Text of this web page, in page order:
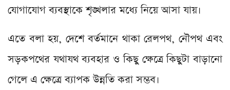
যোগাযোগ ব্যবস্থাকে শৃঙ্খলার মধ্যে নিয়ে আসা যায়।
এতে বলা হয়, দেশে বর্তমানে থাকা রেলপথ, নৌপথ এবং
সড়কপথের যথাযথ ব্যবহার ও কিছু ক্ষেত্রে কিছুটা বাড়ানো
গেলে এ ক্ষেত্রে ব্যাপক উন্নতি করা সম্ভব।